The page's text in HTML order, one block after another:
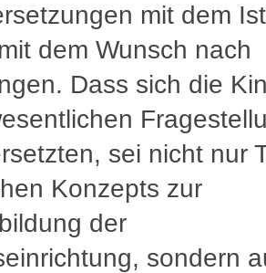
mit dem
dem Wunsch nach
Dass sich die
sei nicht nur
Konzepts zur
der
sondern